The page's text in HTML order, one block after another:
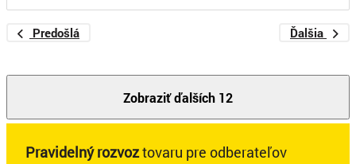
Zobraziť ďalších 12
Predošlá Ďalšia
Pravidelný rozvoztovaru pre odberateľov